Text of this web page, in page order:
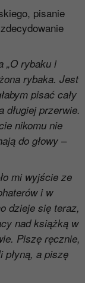
pisanie
„O rybaku i
rybaka. Jest
pisać cały
przerwie.
nikomu nie
do głowy–
mi wyjście ze
i w
dzieje się teraz,
nad książką w
Piszę ręcznie,
płyną, a piszę